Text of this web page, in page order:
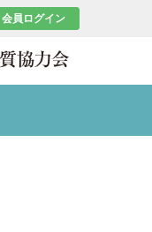
会員ログイン